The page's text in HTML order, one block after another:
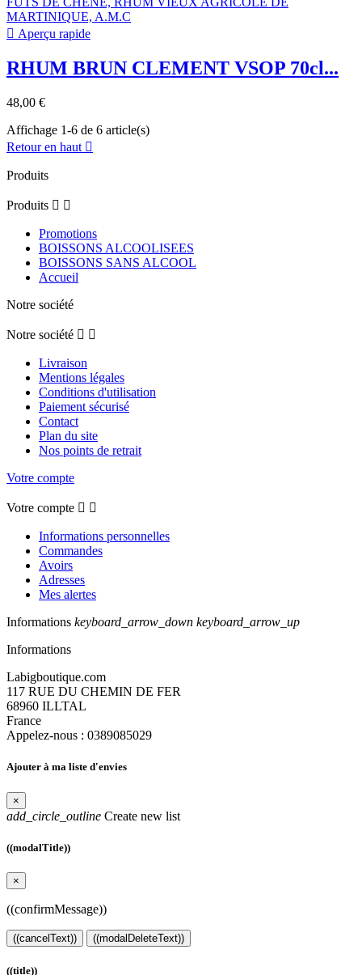
 Aperçu rapide
RHUM BRUN CLEMENT VSOP 70cl...
48,00 €
Affichage 1-6 de 6 article(s)
Retour en haut 
Produits
Produits  
Promotions
BOISSONS ALCOOLISEES
BOISSONS SANS ALCOOL
Accueil
Notre société
Notre société  
Livraison
Mentions légales
Conditions d'utilisation
Paiement sécurisé
Contact
Plan du site
Nos points de retrait
Votre compte
Votre compte  
Informations personnelles
Commandes
Avoirs
Adresses
Mes alertes
Informations keyboard_arrow_down keyboard_arrow_up
Informations
Labigboutique.com
117 RUE DU CHEMIN DE FER
68960 ILLTAL
France
Appelez-nous : 0389085029
Ajouter à ma liste d'envies
×
add_circle_outline Create new list
((modalTitle))
×
((confirmMessage))
((cancelText)) ((modalDeleteText))
((title))